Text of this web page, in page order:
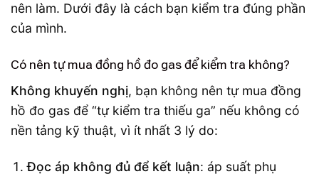
nên làm. Dưới đây là cách bạn kiểm tra đúng phần
của mình.
Có nên tự mua đồng hồ đo gas để kiểm tra không?
Không khuyến nghị, bạn không nên tự mua đồng
hồ đo gas để “tự kiểm tra thiếu ga” nếu không có
nền tảng kỹ thuật, vì ít nhất 3 lý do:
Đọc áp không đủ để kết luận: áp suất phụ